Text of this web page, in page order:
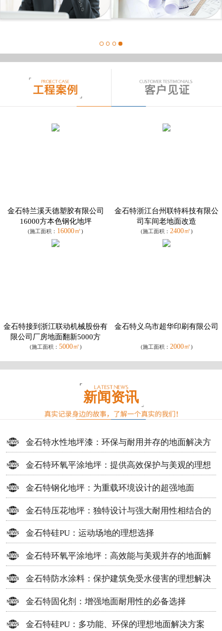
金石特兰溪天德塑胶有限公司
16000方本色钢化地坪
(施工面积： 16000㎡)
金石特浙江台州联特科技有限公
司车间老地面改造
(施工面积： 2400㎡)
金石特接到浙江联动机械股份有
限公司厂房地面翻新5000方
(施工面积： 5000㎡)
金石特义乌市超华印刷有限公司
(施工面积： 2000㎡)
新闻资讯
金石特水性地坪漆：环保与耐用并存的地面解决方
案
金石特环氧平涂地坪：提供高效保护与美观的理想
选择
金石特钢化地坪：为重载环境设计的超强地面
金石特压花地坪：独特设计与强大耐用性相结合的
地面材料
金石特硅PU：运动场地的理想选择
金石特环氧平涂地坪：高效能与美观并存的地面解
决方案
金石特防水涂料：保护建筑免受水侵害的理想解决
方案
金石特固化剂：增强地面耐用性的必备选择
金石特硅PU：多功能、环保的理想地面解决方案